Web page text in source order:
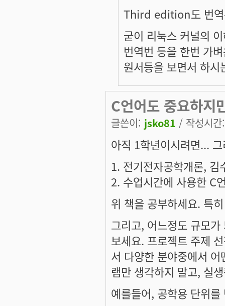
Third edition도 번역
굳이 리눅스 커널의
번역번 등을 한번 가
원서등을 보면서 하
C언어도 중요하지
글쓴이: jsko81 / 작성시
아직 1학년이시려면...
1. 전기전자공학개론,
2. 수업시간에 사용한 C
위 책을 공부하세요. 특
그리고, 어느정도 규모
보세요. 프로젝트 주제
서 다양한 분야중에서
램만 생각하지 말고, 실
예를들어, 공학용 단위